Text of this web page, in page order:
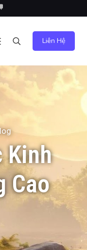
Liên Hệ
Kinh
Cao